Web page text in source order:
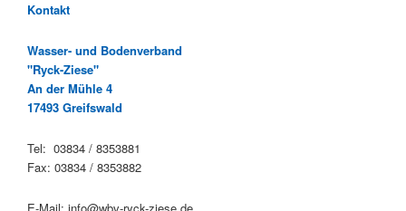
Kontakt
Wasser- und Bodenverband
"Ryck-Ziese"
An der Mühle 4
17493 Greifswald
Tel: 03834 / 8353881
Fax: 03834 / 8353882